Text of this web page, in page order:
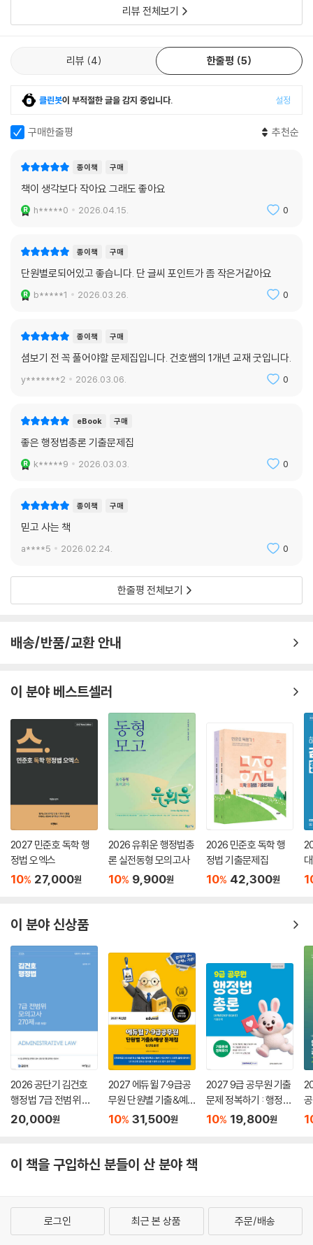
리뷰 전체보기
리뷰 4 한줄평 5
클린봇이 부적절한 글을 감지 중입니다. 설정
구매한줄평 추천순
종이책 구매
책이 생각보다 작아요 그래도 좋아요
h*****0 2026.04.15. 0
종이책 구매
단원별로되어있고 좋습니다. 단 글씨 포인트가 좀 작은거같아요
b*****1 2026.03.26. 0
종이책 구매
셤보기 전 꼭 풀어야할 문제집입니다. 건호쌤의 1개년 교재 굿입니다.
y*******2 2026.03.06. 0
eBook 구매
좋은 행정법총론 기출문제집
k*****9 2026.03.03. 0
종이책 구매
믿고 사는 책
a****5 2026.02.24. 0
한줄평 전체보기
배송/반품/교환 안내
이 분야 베스트셀러
2027 민준호 독학 행
정법 오엑스
10% 27,000원
2026 유휘운 행정법총
론 실전동형 모의고사
10% 9,900원
2026 민준호 독학 행
정법 기출문제집
10% 42,300원
4
이 분야 신상품
2026 공단기 김건호
행정법 7급 전범위 모
의고사 270제 (각론포
20,000원
2027 에듀윌 7·9급공
무원 단원별 기출&예
상 문제집 행정법총론
10% 31,500원
2027 9급 공무원 기출
문제 정복하기 : 행정법
총론
10% 19,800원
집
이 책을 구입하신 분들이 산 분야 책
로그인 최근 본 상품 주문/배송